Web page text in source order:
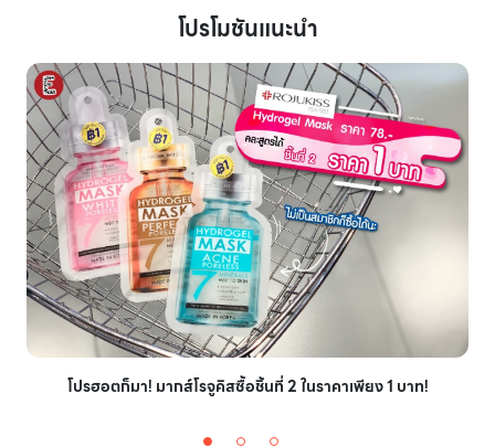
โปรโมชันแนะนำ
โปรฮอตก็มา! มากส์โรจูคิสซื้อชิ้นที่ 2 ในราคาเพียง 1 บาท!